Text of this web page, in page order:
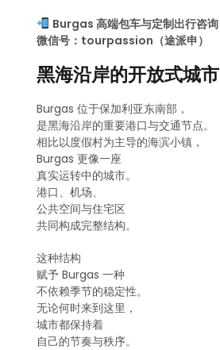
Burgas 高端包车与定制出行咨询
微信号：tourpassion（途派申）
黑海沿岸的开放式城市
Burgas 位于保加利亚东南部，
是黑海沿岸的重要港口与交通节点。
相比以度假村为主导的海滨小镇，
Burgas 更像一座
真实运转中的城市。
港口、机场、
公共空间与住宅区
共同构成完整结构。
这种结构
赋予 Burgas 一种
不依赖季节的稳定性。
无论何时来到这里，
城市都保持着
自己的节奏与秩序。